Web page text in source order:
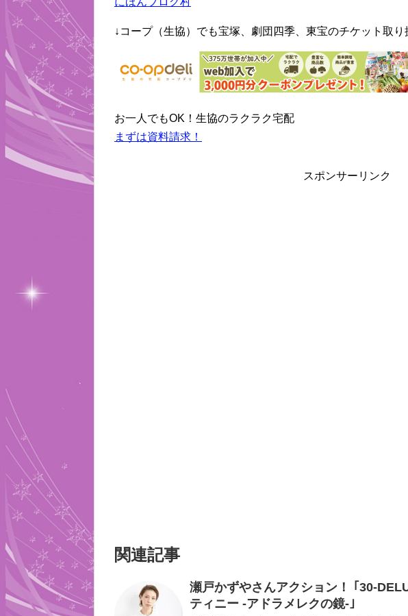
↓コープ（生協）でも宝塚、劇団四季、東宝のチケット取り
お一人でもOK！生協のラクラク宅配
まずは資料請求！
スポンサーリンク
関連記事
瀬戸かずやさんアクション！ ｢30-
ティニー -アドラメレクの鏡-｣